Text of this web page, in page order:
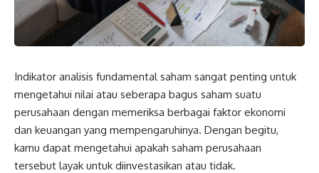
Indikator analisis fundamental saham sangat penting untuk
mengetahui nilai atau seberapa bagus saham suatu
perusahaan dengan memeriksa berbagai faktor ekonomi
dan keuangan yang mempengaruhinya. Dengan begitu,
kamu dapat mengetahui apakah saham perusahaan
tersebut layak untuk diinvestasikan atau tidak.